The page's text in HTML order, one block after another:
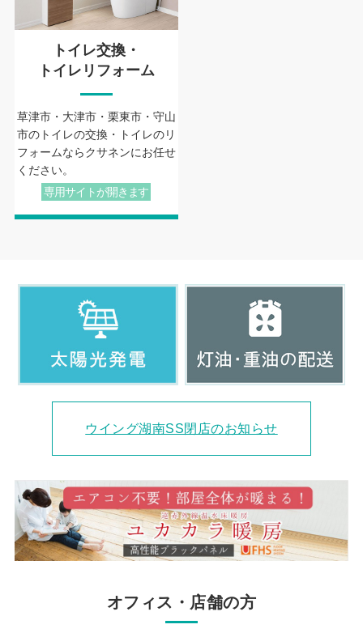
トイレ交換・
トイレリフォーム
草津市・大津市・栗東市・守山
市のトイレの交換・トイレのリ
フォームならクサネンにお任せ
ください。
専用サイトが開きます
ウイング湖南SS閉店のお知らせ
オフィス・店舗の方